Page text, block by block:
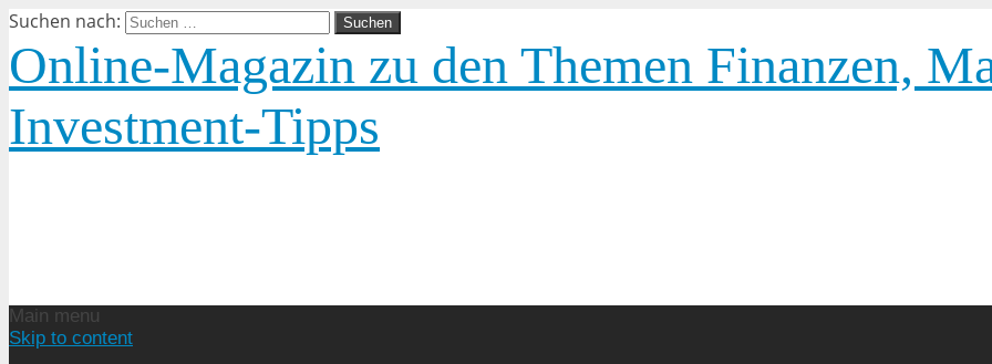
Suchen nach:
Online-Magazin zu den Themen Finanzen,
Investment-Tipps
Main menu
Skip to content